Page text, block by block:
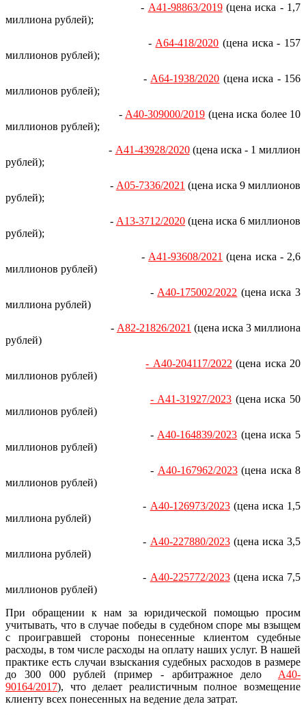
- А41-98863/2019(цена иска - 1,7
миллиона рублей);
- А64-418/2020 (цена иска - 157
миллионов рублей);
- А64-1938/2020 (цена иска - 156
миллионов рублей);
- А40-309000/2019 (цена иска более 10
миллионов рублей);
- А41-43928/2020(цена иска - 1 миллион
рублей);
- А05-7336/2021 (цена иска 9 миллионов
рублей);
- А13-3712/2020(цена иска 6 миллионов
рублей);
- А41-93608/2021 (цена иска - 2,6
миллионов рублей)
- А40-175002/2022 (цена иска 3
миллиона рублей)
- А82-21826/2021 (цена иска 3 миллиона
рублей)
- А40-204117/2022 (цена иска 20
миллионов рублей)
- А41-31927/2023 (цена иска 50
миллионов рублей)
- А40-164839/2023 (цена иска 5
миллионов рублей)
- А40-167962/2023(цена иска 8
миллионов рублей)
- А40-126973/2023(цена иска 1,5
миллиона рублей)
- А40-227880/2023(цена иска 3,5
миллиона рублей)
- А40-225772/2023(цена иска 7,5
миллионов рублей)
При обращении к нам за юридической помощью просим
учитывать, что в случае победы в судебном споре мы взыщем
с проигравшей стороны понесенные клиентом судебные
расходы, в том числе расходы на оплату наших услуг. В нашей
практике есть случаи взыскания судебных расходов в размере
до 300 000 рублей (пример - арбитражное дело А40-
90164/2017), что делает реалистичным полное возмещение
клиенту всех понесенных на ведение дела затрат.